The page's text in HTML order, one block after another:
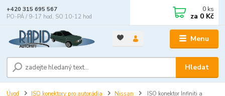
Menu
Hledat
+420 315 695 567
PO-PÁ / 9-17 hod, SO 10-12 hod
0 ks
za 0 Kč
Úvod ISO konektory pro autorádia Nissan
ISO konektor Infiniti a